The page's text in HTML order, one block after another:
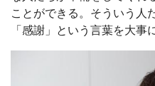
ことができる。そういう人
「感謝」という言葉を大事